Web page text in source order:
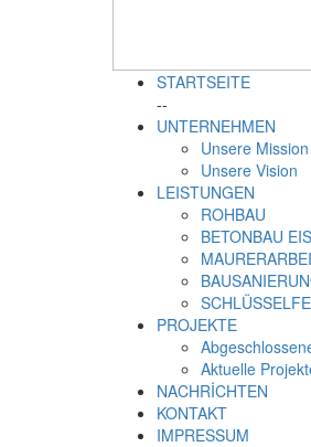
STARTSEITE
--
UNTERNEHMEN
Unsere Mission
Unsere Vision
LEISTUNGEN
ROHBAU
BETONBAU
PROJEKTE
Aktuelle
NACHRİCHTEN
KONTAKT
IMPRESSUM